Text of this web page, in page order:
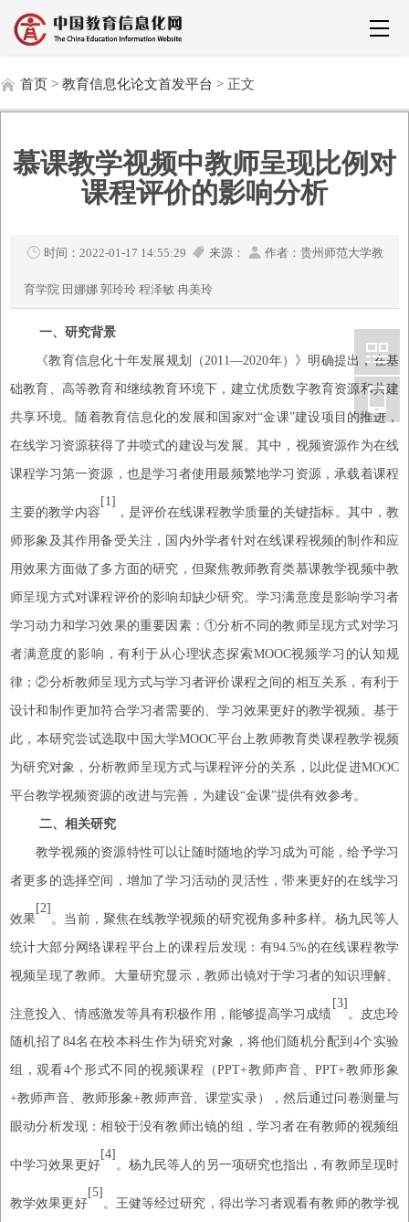
首页 > 教育信息化论文首发平台 > 正文
慕课教学视频中教师呈现比例对
课程评价的影响分析
时间：2022-01-17 14:55:29 来源： 作者：贵州师范大学教
育学院 田娜娜 郭玲玲 程泽敏 冉美玲
一、研究背景
《教育信息化十年发展规划（2011—2020年）》明确提出，在基
础教育、高等教育和继续教育环境下，建立优质数字教育资源和共建
共享环境。随着教育信息化的发展和国家对“金课”建设项目的推进，
在线学习资源获得了井喷式的建设与发展。其中， 视频资源作为在线
课程学习第一资源，也是学习者使用最频繁地学习 资源 ，承载着课程
主要的教学内容
[1]
，是评价在线课程教学质量的关键指标。其中，教
师形象及其作用备受关注，国内外学者针对在线课程视频的制作和应
用效果方面做了多方面的研究，但聚焦教师教育类慕课教学视频中教
师呈现方式对课程评价的影响却缺少研究。学习满意度是影响学习者
学习动力和学习效果的重要因素：①分析不同的教师呈现方式对学习
者满意度的影响，有利于从心理状态探索MOOC视频学习的认知规
律；②分析教师呈现方式与学习者评价课程之间的相互关系，有利于
设计和制作更加符合学习者需要的、学习效果更好的教学视频。基于
此，本研究尝试选取中国大学MOOC平台上教师教育类课程教学视频
为研究对象，分析教师呈现方式与课程评分的关系，以此促进MOOC
平台教学视频资源的改进与完善，为建设“金课”提供有效参考。
二、相关研究
教学视频的资源特性可以让随时随地的学习成为可能，给予学习
者更多的选择空间，增加了学习活动的灵活性，带来更好的在线学习
效果
[2]
。当前，聚焦在线教学视频的研究视角多种多样。杨九民等人
统计大部分网络课程平台上的课程后发现：有94.5%的在线课程教学
视频呈现了教师。大量研究显示，教师出镜对于学习者的知识理解、
注意投入、情感激发等具有积极作用，能够提高学习成绩
[3]
。皮忠玲
随机招了 84名在校本科生作为研究对象，将他们随机分配到4个实验
组，观看4个形式不同的视频课程 （PPT+教师声音、PPT+教师形象
+教师声音、教师形象+教师声音、课堂实录） ，然后通过问卷测量与
眼动分析发现：相较于没有教师出镜的组，学习者在有教师的视频组
中学习效果更好
[4]
。杨九民等人的另一项研究也指出，有教师呈现时
教学效果更好
[5]
。王健等经过研究，得出学习者观看有教师的教学视